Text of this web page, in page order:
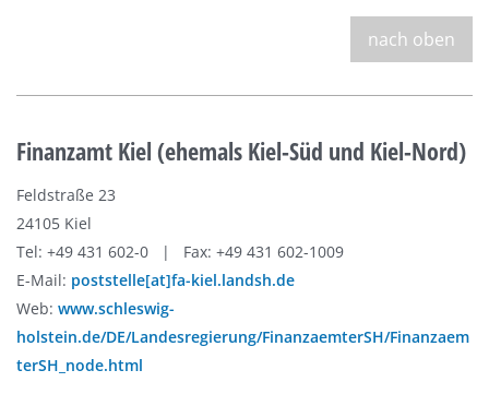
nach oben
Finanzamt Kiel (ehemals Kiel-Süd und Kiel-Nord)
Feldstraße 23
24105 Kiel
Tel: +49 431 602-0 | Fax: +49 431 602-1009
E-Mail: poststelle[at]fa-kiel.landsh.de
Web: www.schleswig-
holstein.de/DE/Landesregierung/FinanzaemterSH/Finanzaem
terSH_node.html